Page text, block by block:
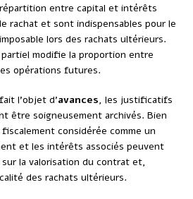
entre capital et intérêts
rachat et sont indispensables pour le
lors des rachats ultérieurs.
modifie la proportion entre
opérations futures.
l’objet d’avances, les justificatifs
être soigneusement archivés. Bien
considérée comme un
et les intérêts associés peuvent
la valorisation du contrat et,
des rachats ultérieurs.